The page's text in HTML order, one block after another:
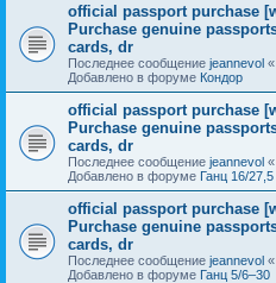
official passport purchase
Purchase genuine
cards, dr
Последнее сообщение jeannevol «
Добавлено в форуме Кондор
official passport purchase
Purchase genuine
cards, dr
Последнее сообщение jeannevol «
Добавлено в форуме Ганц 16/27,5
official passport purchase
Purchase genuine
cards, dr
Последнее сообщение jeannevol «
Добавлено в форуме Ганц 5/6–30